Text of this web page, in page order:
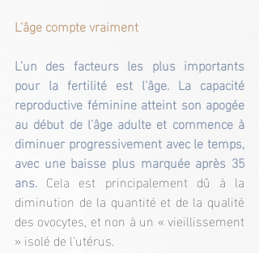
L’âge compte vraiment
L’un des facteurs les plus importants
pour la fertilité est l’âge. La capacité
reproductive féminine atteint son apogée
au début de l’âge adulte et commence à
diminuer progressivement avec le temps,
avec une baisse plus marquée après 35
ans. Cela est principalement dû à la
diminution de la quantité et de la qualité
des ovocytes, et non à un « vieillissement
» isolé de l’utérus.